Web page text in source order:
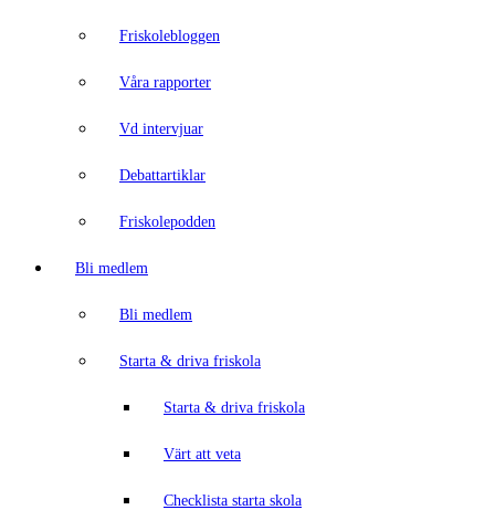
Friskolebloggen
Våra rapporter
Vd intervjuar
Debattartiklar
Friskolepodden
Bli medlem
Bli medlem
Starta & driva friskola
Starta & driva friskola
Värt att veta
Checklista starta skola